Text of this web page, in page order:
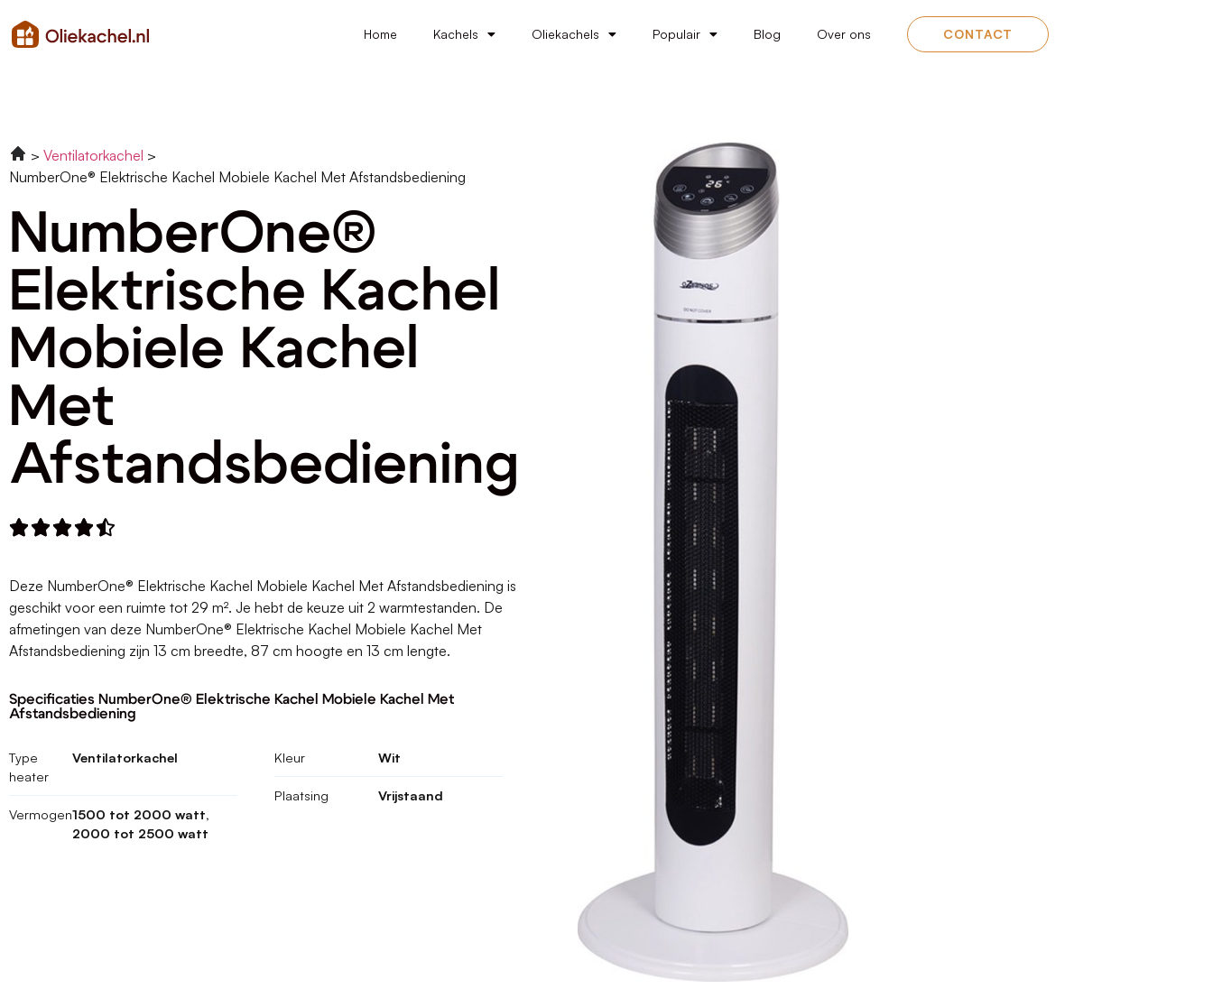
Home Kachels Oliekachels Populair Blog Over ons CONTACT
Ventilatorkachel
NumberOne® Elektrische Kachel Mobiele Kachel Met Afstandsbediening
NumberOne®
Elektrische Kachel
Mobiele Kachel
Met
Afstandsbediening

Deze NumberOne® Elektrische Kachel Mobiele Kachel Met Afstandsbediening is
geschikt voor een ruimte tot 29 m². Je hebt de keuze uit 2 warmtestanden. De
afmetingen van deze NumberOne® Elektrische Kachel Mobiele Kachel Met
Afstandsbediening zijn 13 cm breedte, 87 cm hoogte en 13 cm lengte.
Specificaties NumberOne® Elektrische Kachel Mobiele Kachel Met
Afstandsbediening
Type
heater
Ventilatorkachel
Vermogen1500 tot 2000 watt,
2000 tot 2500 watt
Kleur Wit
Plaatsing Vrijstaand